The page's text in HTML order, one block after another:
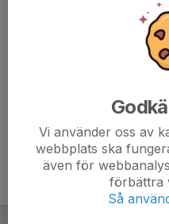
Kaveldunsvägen 9, Svärtinge
Vi använder oss av
webbplats ska
även för
förbättra
Så